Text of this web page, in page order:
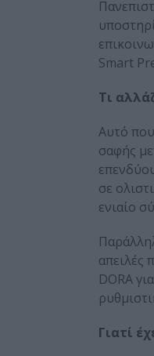
Smart
Τι
Αυτό
σαφής
σε
ενιαίο
απειλές
DORA
Γιατί